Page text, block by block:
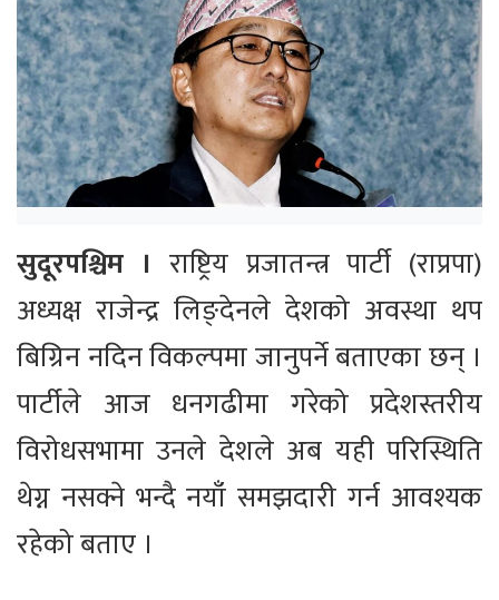
सुदूरपश्चिम । राष्ट्रिय प्रजातन्त्र पार्टी (राप्रपा)
अध्यक्ष राजेन्द्र लिङ्देनले देशको अवस्था थप
बिग्रिन नदिन विकल्पमा जानुपर्ने बताएका छन् ।
पार्टीले आज धनगढीमा गरेको प्रदेशस्तरीय
विरोधसभामा उनले देशले अब यही परिस्थिति
थेग्न नसक्ने भन्दै नयाँ समझदारी गर्न आवश्यक
रहेको बताए ।